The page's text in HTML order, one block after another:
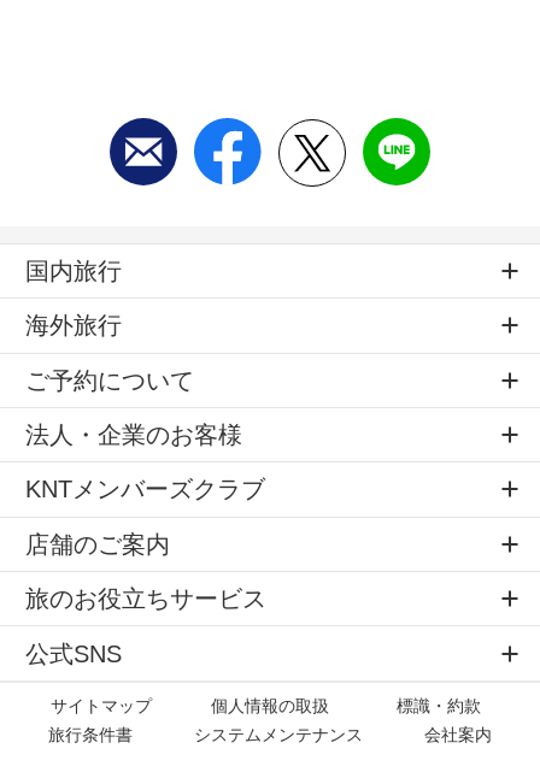
国内旅行
海外旅行
ご予約について
法人・企業のお客様
KNTメンバーズクラブ
店舗のご案内
旅のお役立ちサービス
公式SNS
サイトマップ 個人情報の取扱
標識・約款
旅行条件書
システムメンテナンス 会社案内